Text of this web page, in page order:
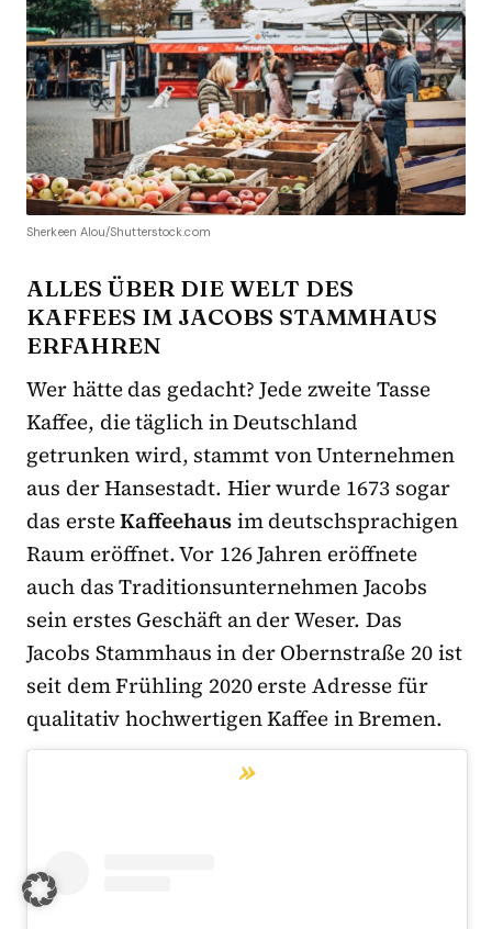
Sherkeen Alou/Shutterstock.com
ALLES ÜBER DIE WELT DES
KAFFEES IM JACOBS STAMMHAUS
ERFAHREN
Wer hätte das gedacht? Jede zweite Tasse
Kaffee, die täglich in Deutschland
getrunken wird, stammt von Unternehmen
aus der Hansestadt. Hier wurde 1673 sogar
das ersteKaffeehausim deutschsprachigen
Raum eröffnet. Vor 126 Jahren eröffnete
auch das Traditionsunternehmen Jacobs
sein erstes Geschäft an der Weser. Das
Jacobs Stammhaus in der Obernstraße 20 ist
seit dem Frühling 2020 erste Adresse für
qualitativ hochwertigen Kaffee in Bremen.